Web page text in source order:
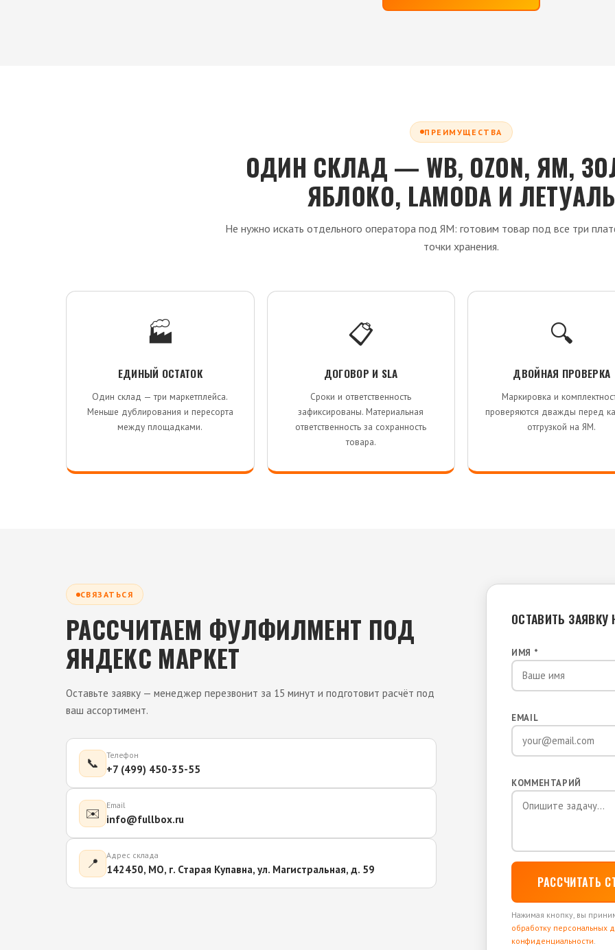
ПРЕИМУЩЕСТВА
ОДИН СКЛАД — WB, OZON, ЯМ,
ЯБЛОКО, LAMODA И ЛЕТУАЛЬ
Не нужно искать отдельного оператора под ЯМ: готовим товар под все три
точки хранения.
🏭
ЕДИНЫЙ ОСТАТОК
Один склад — три маркетплейса.
Меньше дублирования и пересорта
между площадками.
📋
ДОГОВОР И SLA
Сроки и ответственность
зафиксированы. Материальная
ответственность за сохранность
товара.
🔍
ДВОЙНАЯ ПРОВЕРКА
Маркировка и
проверяются дважды перед
отгрузкой на ЯМ.
СВЯЗАТЬСЯ
РАССЧИТАЕМ ФУЛФИЛМЕНТ ПОД
ЯНДЕКС МАРКЕТ
Оставьте заявку — менеджер перезвонит за 15 минут и подготовит расчёт под
ваш ассортимент.
📞
Телефон
+7 (499) 450-35-55
✉️
Email
info@fullbox.ru
📍
Адрес склада
142450, МО, г. Старая Купавна, ул. Магистральная, д. 59
ОСТАВИТЬ ЗАЯВКУ
ИМЯ *
EMAIL
КОММЕНТАРИЙ
РАССЧИТАТЬ
Нажимая кнопку, вы
обработку персональных
конфиденциальности